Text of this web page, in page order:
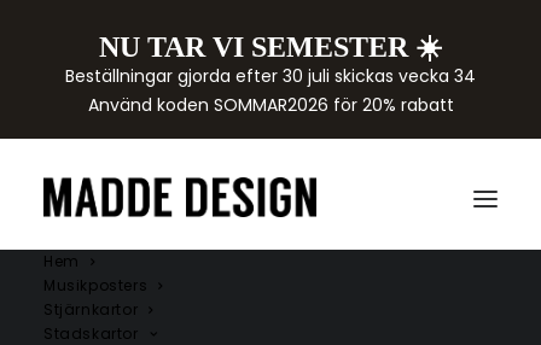
NU TAR VI SEMESTER ☀️
Beställningar gjorda efter 30 juli skickas vecka 34
Använd koden SOMMAR2026 för 20% rabatt
Hem
Musikposters
Stjärnkartor
Stadskartor